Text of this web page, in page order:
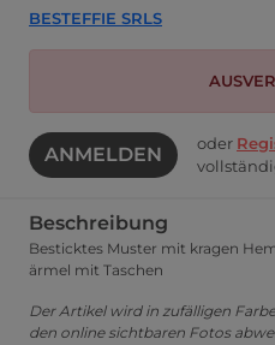
BESTEFFIE SRLS
ANMELDEN oder
Beschreibung
Besticktes Muster mit kragen
ärmel mit Taschen
Der Artikel wird in zufälligen
den online sichtbaren Fotos